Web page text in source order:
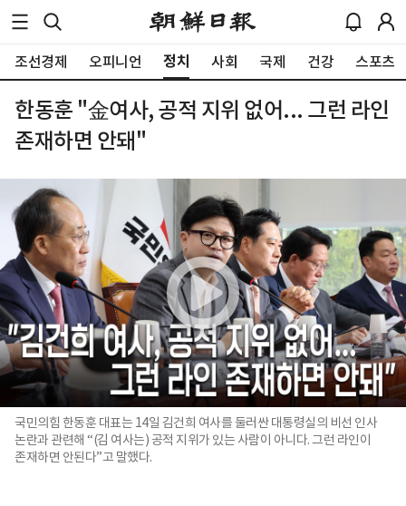
조선경제 오피니언 정치 사회 국제 건강 스포츠
한동훈 "金여사, 공적 지위 없어... 그런 라인
존재하면 안돼"
국민의힘 한동훈 대표는 14일 김건희 여사를 둘러싼 대통령실의 비선 인사
논란과 관련해 “(김 여사는) 공적 지위가 있는 사람이 아니다. 그런 라인이
존재하면 안된다”고 말했다.